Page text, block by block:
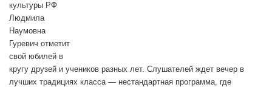
культуры РФ
Людмила
Наумовна
Гуревич отметит
свой юбилей в
кругу друзей и учеников разных лет. Слушателей ждет вечер в
лучших традициях класса — нестандартная программа, где